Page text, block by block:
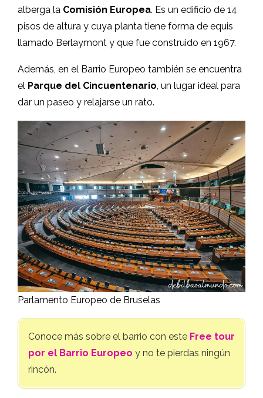
alberga la Comisión Europea. Es un edificio de 14
pisos de altura y cuya planta tiene forma de equis
llamado Berlaymont y que fue construido en 1967.
Además, en el Barrio Europeo también se encuentra
el Parque del Cincuentenario, un lugar ideal para
dar un paseo y relajarse un rato.
Parlamento Europeo de Bruselas
Conoce más sobre el barrio con este Free tour
por el Barrio Europeo y no te pierdas ningún
rincón.